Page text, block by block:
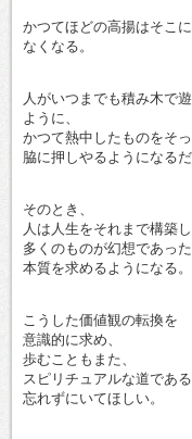
かつてほどの高揚はそこ
なくなる。
人がいつまでも積み木で
ように、
かつて熱中したものをそっ
脇に押しやるようになるだ
そのとき、
人は人生をそれまで構築
多くのものが幻想であった
本質を求めるようになる。
こうした価値観の転換を
意識的に求め、
歩むこともまた、
スピリチュアルな道であ
忘れずにいてほしい。